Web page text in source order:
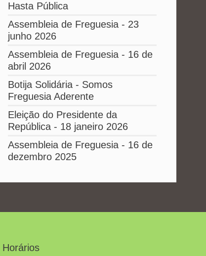
Hasta Pública
Assembleia de Freguesia - 23
junho 2026
Assembleia de Freguesia - 16 de
abril 2026
Botija Solidária - Somos
Freguesia Aderente
Eleição do Presidente da
República - 18 janeiro 2026
Assembleia de Freguesia - 16 de
dezembro 2025
Horários